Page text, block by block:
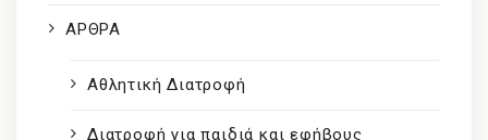
ΑΡΘΡΑ
Αθλητική Διατροφή
Διατροφή για παιδιά και εφήβους